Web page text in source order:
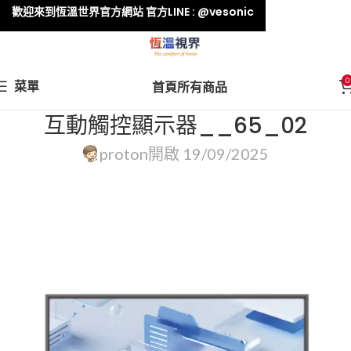
菜單 首頁所有商品 0
互動觸控顯示器__65_02
proton開啟 19/09/2025
歡迎來到恆溫世界官方網站 官方LINE : @vesonic